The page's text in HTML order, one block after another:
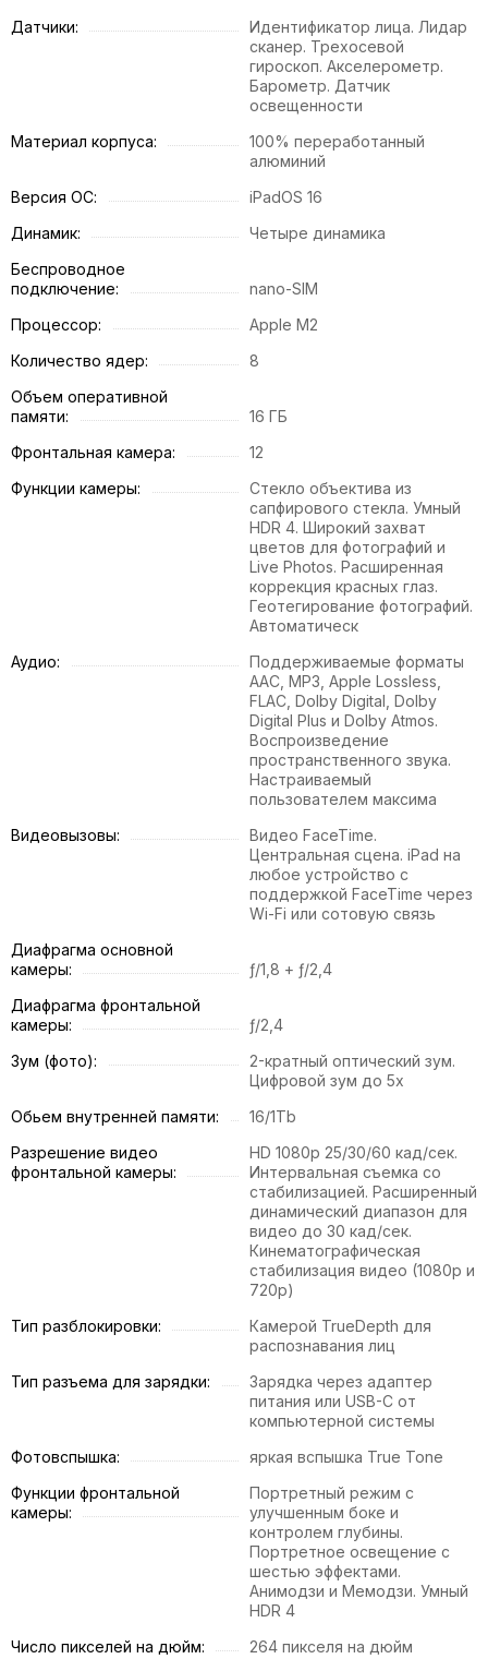
Датчики:
Идентификатор лица. Лидар
сканер. Трехосевой
гироскоп. Акселерометр.
Барометр. Датчик
освещенности
Материал корпуса:
100% переработанный
алюминий
Версия ОС:
iPadOS 16
Динамик:
Четыре динамика
Беспроводное
подключение:
nano-SIM
Процессор:
Apple M2
Количество ядер:
8
Объем оперативной
памяти:
16 ГБ
Фронтальная камера:
12
Функции камеры:
Стекло объектива из
сапфирового стекла. Умный
HDR 4. Широкий захват
цветов для фотографий и
Live Photos. Расширенная
коррекция красных глаз.
Геотегирование фотографий.
Автоматическ
Аудио:
Поддерживаемые форматы
AAC, MP3, Apple Lossless,
FLAC, Dolby Digital, Dolby
Digital Plus и Dolby Atmos.
Воспроизведение
пространственного звука.
Настраиваемый
пользователем максима
Видеовызовы:
Видео FaceTime.
Центральная сцена. iPad на
любое устройство с
поддержкой FaceTime через
Wi-Fi или сотовую связь
Диафрагма основной
камеры:
ƒ/1,8 + ƒ/2,4
Диафрагма фронтальной
камеры:
ƒ/2,4
Зум (фото):
2-кратный оптический зум.
Цифровой зум до 5x
Обьем внутренней памяти:
16/1Tb
Разрешение видео
фронтальной камеры:
HD 1080p 25/30/60 кад/сек.
Интервальная съемка со
стабилизацией. Расширенный
динамический диапазон для
видео до 30 кад/сек.
Кинематографическая
стабилизация видео (1080p и
720p)
Тип разблокировки:
Камерой TrueDepth для
распознавания лиц
Тип разъема для зарядки:
Зарядка через адаптер
питания или USB-C от
компьютерной системы
Фотовспышка:
яркая вспышка True Tone
Функции фронтальной
камеры:
Портретный режим с
улучшенным боке и
контролем глубины.
Портретное освещение с
шестью эффектами.
Анимодзи и Мемодзи. Умный
HDR 4
Число пикселей на дюйм:
264 пикселя на дюйм